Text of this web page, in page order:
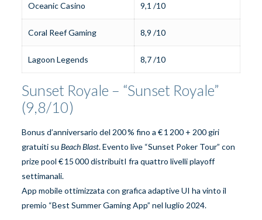
Oceanic Casino 9,1 /10
Coral Reef Gaming 8,9 /10
Lagoon Legends 8,7 /10
Sunset Royale – “Sunset Royale”
(9,8/10)
Bonus d’anniversario del 200 % fino a € 1 200 + 200 giri
gratuiti su Beach Blast. Evento live “Sunset Poker Tour” con
prize pool € 15 000 distribuitI fra quattro livelli playoff
settimanali.
App mobile ottimizzata con grafica adaptive UI ha vinto il
premio “Best Summer Gaming App” nel luglio 2024.